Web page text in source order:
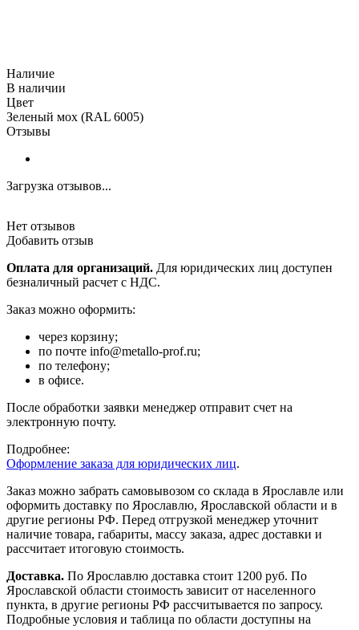
Наличие
В наличии
Цвет
Зеленый мох (RAL 6005)
Отзывы
Загрузка отзывов...
Нет отзывов
Добавить отзыв
Оплата для организаций. Для юридических лиц доступен
безналичный расчет с НДС.
Заказ можно оформить:
через корзину;
по почте info@metallo-prof.ru;
по телефону;
в офисе.
После обработки заявки менеджер отправит счет на
электронную почту.
Подробнее:
Оформление заказа для юридических лиц.
Заказ можно забрать самовывозом со склада в Ярославле или
оформить доставку по Ярославлю, Ярославской области и в
другие регионы РФ. Перед отгрузкой менеджер уточнит
наличие товара, габариты, массу заказа, адрес доставки и
рассчитает итоговую стоимость.
Доставка. По Ярославлю доставка стоит 1200 руб. По
Ярославской области стоимость зависит от населенного
пункта, в другие регионы РФ рассчитывается по запросу.
Подробные условия и таблица по области доступны на